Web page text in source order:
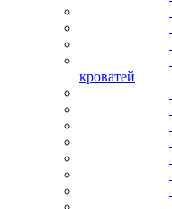
кроватей